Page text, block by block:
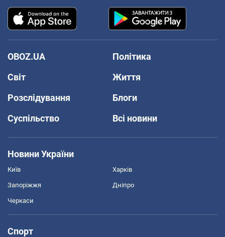
OBOZ.UA
Політика
Світ
Життя
Розслідування
Блоги
Суспільство
Всі новини
Новини України
Київ Харків
Запоріжжя Дніпро
Черкаси
Спорт